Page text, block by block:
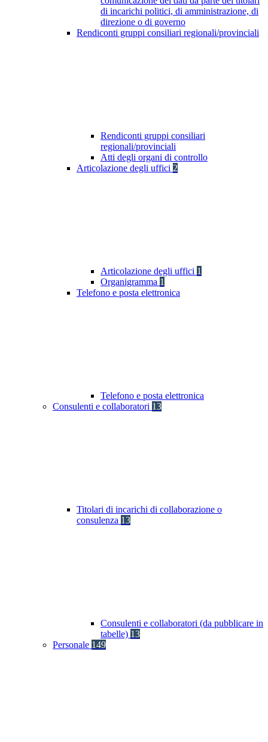
di incarichi politici, di amministrazione, di
direzione o di governo
Rendiconti gruppi consiliari regionali/provinciali
Rendiconti gruppi consiliari
regionali/provinciali
Atti degli organi di controllo
Articolazione degli uffici 2
Articolazione degli uffici 1
Organigramma 1
Telefono e posta elettronica
Telefono e posta elettronica
Consulenti e collaboratori 13
Titolari di incarichi di collaborazione o
consulenza 13
Consulenti e collaboratori (da pubblicare in
tabelle) 13
Personale 149